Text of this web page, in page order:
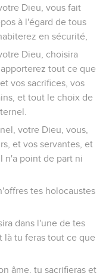
Dieu, vous fait
à l'égard de tous
en sécurité,
Dieu, choisira
tout ce que
vos sacrifices, vos
et tout le choix de
votre Dieu, vous,
et vos servantes, et
n'a point de part ni
tes holocaustes
dans l'une de tes
là tu feras tout ce que
âme, tu sacrifieras et